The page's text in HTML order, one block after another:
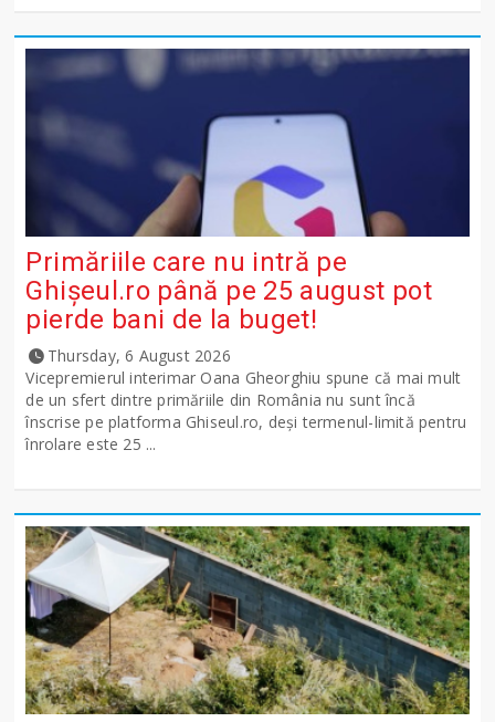
Primăriile care nu intră pe
Ghişeul.ro până pe 25 august pot
pierde bani de la buget!
Thursday, 6 August 2026
Vicepremierul interimar Oana Gheorghiu spune că mai mult
de un sfert dintre primăriile din România nu sunt încă
înscrise pe platforma Ghiseul.ro, deși termenul-limită pentru
înrolare este 25 ...